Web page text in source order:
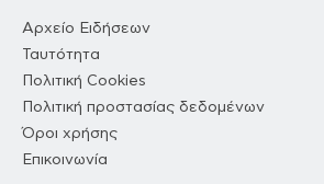
Αρχείο Ειδήσεων
Ταυτότητα
Πολιτική Cookies
Πολιτική προστασίας δεδομένων
Όροι χρήσης
Επικοινωνία